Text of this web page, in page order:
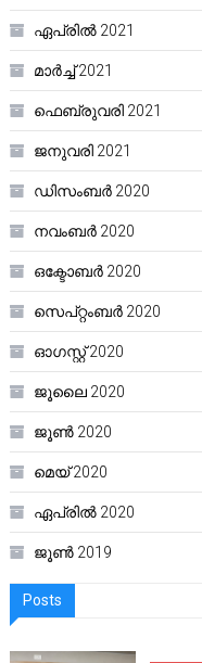
ഏപ്രിൽ 2021
മാർച്ച്‌ 2021
ഫെബ്രുവരി 2021
ജനുവരി 2021
ഡിസംബർ 2020
നവംബർ 2020
ഒക്ടോബർ 2020
സെപ്റ്റംബർ 2020
ഓഗസ്റ്റ്‌ 2020
ജൂലൈ 2020
ജൂൺ 2020
മെയ്‌ 2020
ഏപ്രിൽ 2020
ജൂൺ 2019
Posts